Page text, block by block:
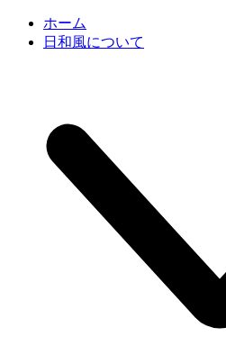
ホーム
日和風について